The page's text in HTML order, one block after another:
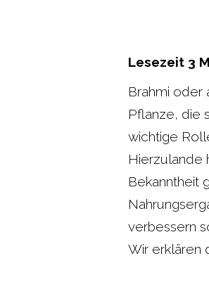
Lesezeit 3
Brahmi oder
Pflanze, die
wichtige
Hierzulande
Bekanntheit
verbessern
Wir erklären